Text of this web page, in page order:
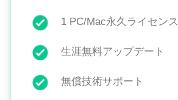
1 PC/Mac永久ライセンス
生涯無料アップデート
無償技術サポート